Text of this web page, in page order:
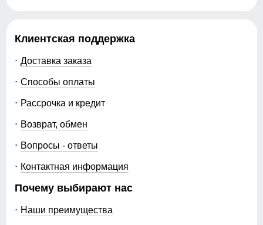
Клиентская поддержка
Доставка заказа
Способы оплаты
Рассрочка и кредит
Возврат, обмен
Вопросы - ответы
Контактная информация
Почему выбирают нас
Наши преимущества